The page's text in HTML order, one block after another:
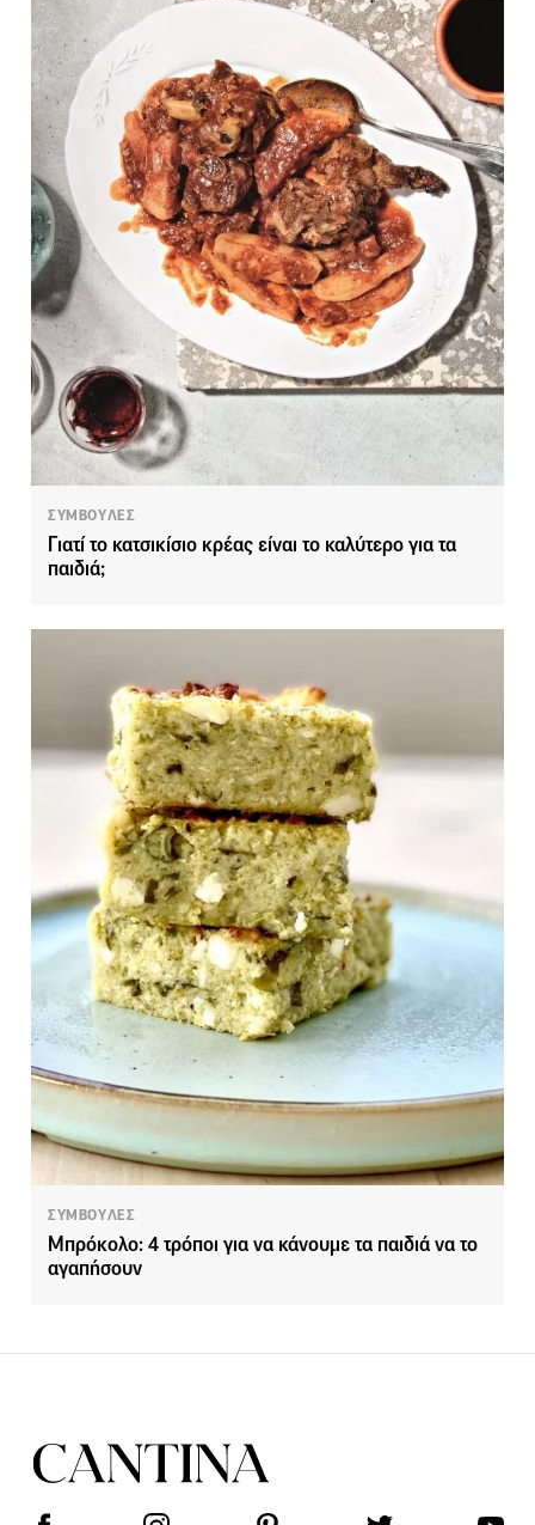
ΣΥΜΒΟΥΛΕΣ
Γιατί το κατσικίσιο κρέας είναι το καλύτερο για τα
παιδιά;
ΣΥΜΒΟΥΛΕΣ
Μπρόκολο: 4 τρόποι για να κάνουμε τα παιδιά να το
αγαπήσουν